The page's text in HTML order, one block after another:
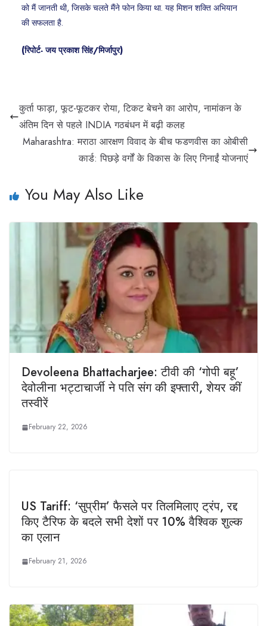
को मैं जानती थी, जिसके चलते मैंने फोन किया था. यह मिशन शक्ति अभियान
की सफलता है.
(रिपोर्ट- जय प्रकाश सिंह/मिर्जापुर)
कुर्ता फाड़ा, फूट-फूटकर रोया, टिकट बेचने का आरोप, नामांकन के
अंतिम दिन से पहले INDIA गठबंधन में बढ़ी कलह
Maharashtra: मराठा आरक्षण विवाद के बीच फडणवीस का ओबीसी
कार्ड: पिछड़े वर्गों के विकास के लिए गिनाईं योजनाएं
You May Also Like
Devoleena Bhattacharjee: टीवी की ‘गोपी बहू’
देवोलीना भट्टाचार्जी ने पति संग की इफ्तारी, शेयर कीं
तस्वीरें
February 22, 2026
US Tariff: ‘सुप्रीम’ फैसले पर तिलमिलाए ट्रंप, रद्द
किए टैरिफ के बदले सभी देशों पर 10% वैश्विक शुल्क
का एलान
February 21, 2026